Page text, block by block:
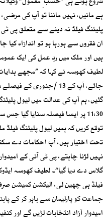
ہے مانیں، نہیں ماننا تو آپ کی
پلیئنگ فیلڈ نہ دینے سے متعلق پی
ان فقروں سے ہورہا ہو تو اندازاہ
ہیں اور ملک میں ردِ عمل کی ایک
لطیف کھوسہ نے کہا کہ ”مجھے
11:30 پر ایسا فیصلہ سنایا گیا
تحت اختیار ہیں، آپ احکامات دے
نہیں لڑنا چاہتے، پی ٹی آئی کے
گلاس دے دیا گیا“۔ لطیف کھوسہ
فیلڈ ہی چھین لی، الیکشن کمیشن
جماعت کو پارلیمان سے باہر کر کے
امیدوار آزاد انتخابات لڑیں گے اور